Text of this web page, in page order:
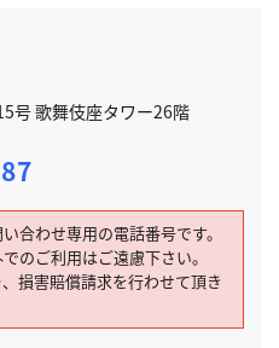
号 歌舞伎座タワー26階
合わせ専用の電話番号です。
のご利用はご遠慮下さい。
損害賠償請求を行わせて頂き